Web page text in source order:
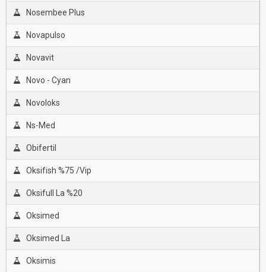
Nosembee Plus
Novapulso
Novavit
Novo - Cyan
Novoloks
Ns-Med
Obifertil
Oksifish %75 /Vip
Oksifull La %20
Oksimed
Oksimed La
Oksimis